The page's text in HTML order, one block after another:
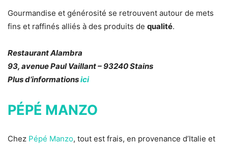
Gourmandise et générosité se retrouvent autour de mets
fins et raffinés alliés à des produits de qualité.
Restaurant Alambra
93, avenue Paul Vaillant – 93240 Stains
Plus d’informationsici
PÉPÉ MANZO
Chez Pépé Manzo, tout est frais, en provenance d’Italie et